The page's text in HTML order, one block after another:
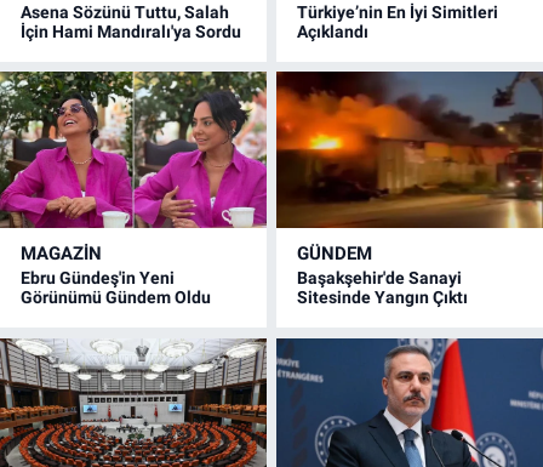
Asena Sözünü Tuttu, Salah
İçin Hami Mandıralı'ya Sordu
Türkiye’nin En İyi Simitleri
Açıklandı
MAGAZİN
Ebru Gündeş'in Yeni
Görünümü Gündem Oldu
GÜNDEM
Başakşehir'de Sanayi
Sitesinde Yangın Çıktı